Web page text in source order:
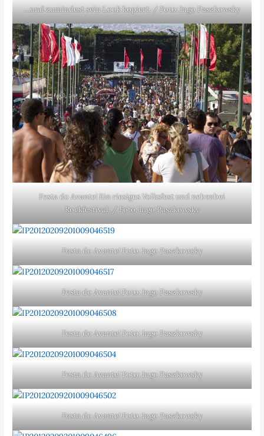
…und zumindest sein Look kopiert. / Foto: Ingo Paszkowsky
Festa do Avante! Ein riesiges Volksfest und nebenbei
Rockfestival. / Foto: Ingo Paszkowsky
Festa do Avante! Foto: Ingo Paszkowsky
Festa do Avante! Foto: Ingo Paszkowsky
Festa do Avante! Foto: Ingo Paszkowsky
Festa do Avante! Foto: Ingo Paszkowsky
Festa do Avante! Foto: Ingo Paszkowsky